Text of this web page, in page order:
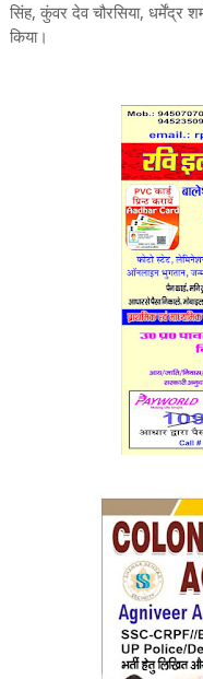
सिंह, कुंवर देव चौरसिया, धर्मेंद्र
किया।